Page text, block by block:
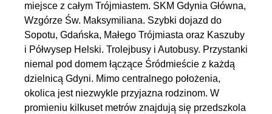
miejsce z całym Trójmiastem. SKM Gdynia Główna,
Wzgórze Św. Maksymiliana. Szybki dojazd do
Sopotu, Gdańska, Małego Trójmiasta oraz Kaszuby
i Półwysep Helski. Trolejbusy i Autobusy. Przystanki
niemal pod domem łączące Śródmieście z każdą
dzielnicą Gdyni. Mimo centralnego położenia,
okolica jest niezwykle przyjazna rodzinom. W
promieniu kilkuset metrów znajdują się przedszkola